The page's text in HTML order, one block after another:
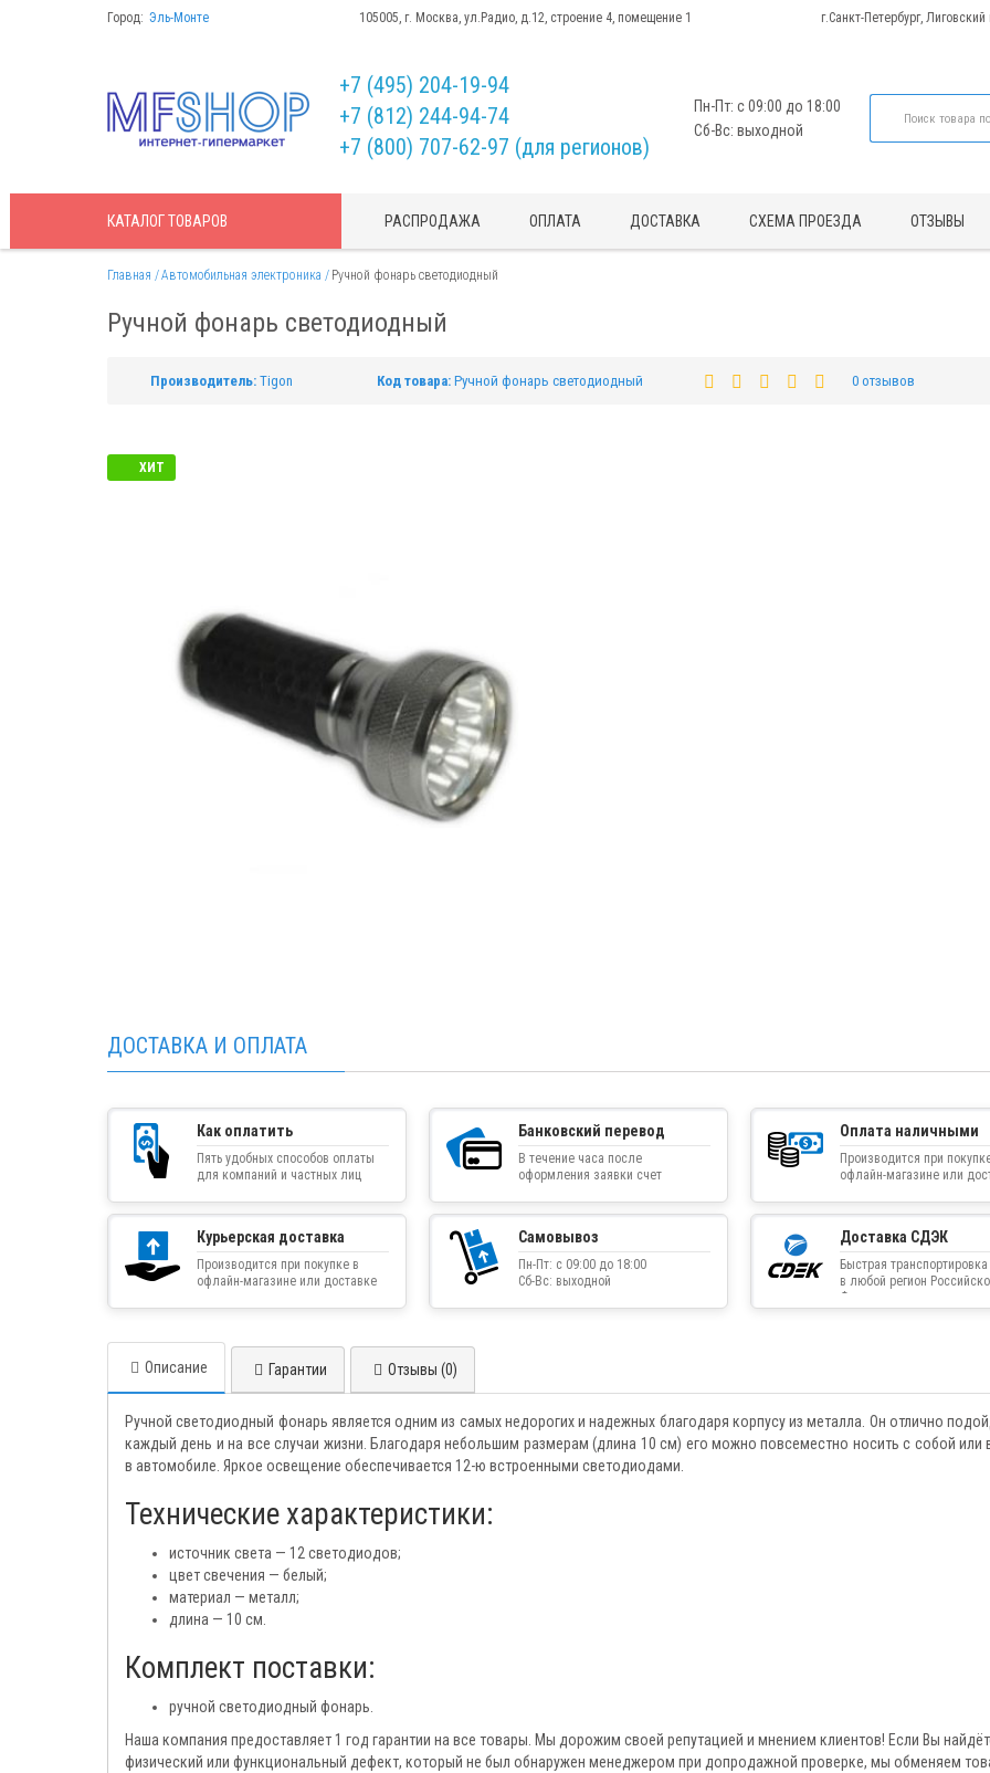
Город: Эль-Монте 105005, г. Москва, ул.Радио, д.12, строение 4, помещение 1 г.Санкт-Петербург,
+7 (495) 204-19-94
+7 (812) 244-94-74
+7 (800) 707-62-97 (для регионов)
Пн-Пт: с 09:00 до 18:00
Сб-Вс: выходной
КАТАЛОГТОВАРОВ РАСПРОДАЖА ОПЛАТА ДОСТАВКА СХЕМА ПРОЕЗДА ОТЗЫВЫ
Главная Автомобильная электроника Ручной фонарь светодиодный
Ручной фонарь светодиодный
Производитель: Tigon Код товара: Ручной фонарь светодиодный 0 отзывов
ХИТ
ДОСТАВКА И ОПЛАТА
Как оплатить
Пять удобных способов оплаты
для компаний и частных лиц
Банковский перевод
В течение часа после
оформления заявки счет
электронную почту
Оплата наличными
Производится при
офлайн-магазине или
Курьерская доставка
Производится при покупке в
офлайн-магазине или доставке
Самовывоз
Пн-Пт: с 09:00 до 18:00
Сб-Вс: выходной
Доставка СДЭК
Быстрая
в любой регион
Федерации
Описание Гарантии Отзывы (0)
Ручной светодиодный фонарь является одним из самых недорогих и надежных благодаря корпусу из металла. Он отлично
каждый день и на все случаи жизни. Благодаря небольшим размерам (длина 10 см) его можно повсеместно носить с собой или
в автомобиле. Яркое освещение обеспечивается 12-ю встроенными светодиодами.
Технические характеристики:
источник света — 12 светодиодов;
цвет свечения — белый;
материал — металл;
длина — 10 см.
Комплект поставки:
ручной светодиодный фонарь.
Наша компания предоставляет 1 год гарантии на все товары. Мы дорожим своей репутацией и мнением клиентов! Если Вы
физический или функциональный дефект, который не был обнаружен менеджером при допродажной проверке, мы обменяем